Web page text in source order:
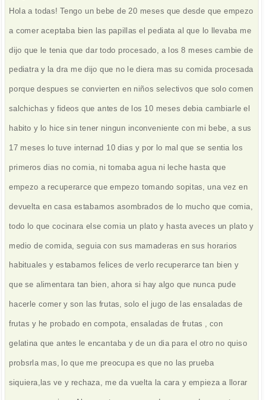
Hola a todas! Tengo un bebe de 20 meses que desde que empezo
a comer aceptaba bien las papillas el pediata al que lo llevaba me
dijo que le tenia que dar todo procesado, a los 8 meses cambie de
pediatra y la dra me dijo que no le diera mas su comida procesada
porque despues se convierten en niños selectivos que solo comen
salchichas y fideos que antes de los 10 meses debia cambiarle el
habito y lo hice sin tener ningun inconveniente con mi bebe, a sus
17 meses lo tuve internad 10 dias y por lo mal que se sentia los
primeros dias no comia, ni tomaba agua ni leche hasta que
empezo a recuperarce que empezo tomando sopitas, una vez en
devuelta en casa estabamos asombrados de lo mucho que comia,
todo lo que cocinara else comia un plato y hasta aveces un plato y
medio de comida, seguia con sus mamaderas en sus horarios
habituales y estabamos felices de verlo recuperarce tan bien y
que se alimentara tan bien, ahora si hay algo que nunca pude
hacerle comer y son las frutas, solo el jugo de las ensaladas de
frutas y he probado en compota, ensaladas de frutas , con
gelatina que antes le encantaba y de un dia para el otro no quiso
probsrla mas, lo que me preocupa es que no las prueba
siquiera,las ve y rechaza, me da vuelta la cara y empieza a llorar